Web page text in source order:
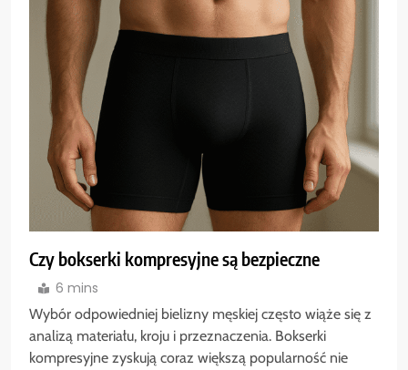
Czy bokserki kompresyjne są bezpieczne
6 mins
Wybór odpowiedniej bielizny męskiej często wiąże się z
analizą materiału, kroju i przeznaczenia. Bokserki
kompresyjne zyskują coraz większą popularność nie